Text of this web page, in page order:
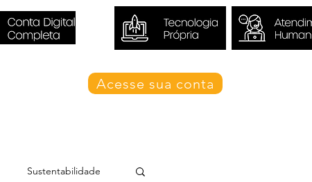
Acesse sua conta
Sustentabilidade